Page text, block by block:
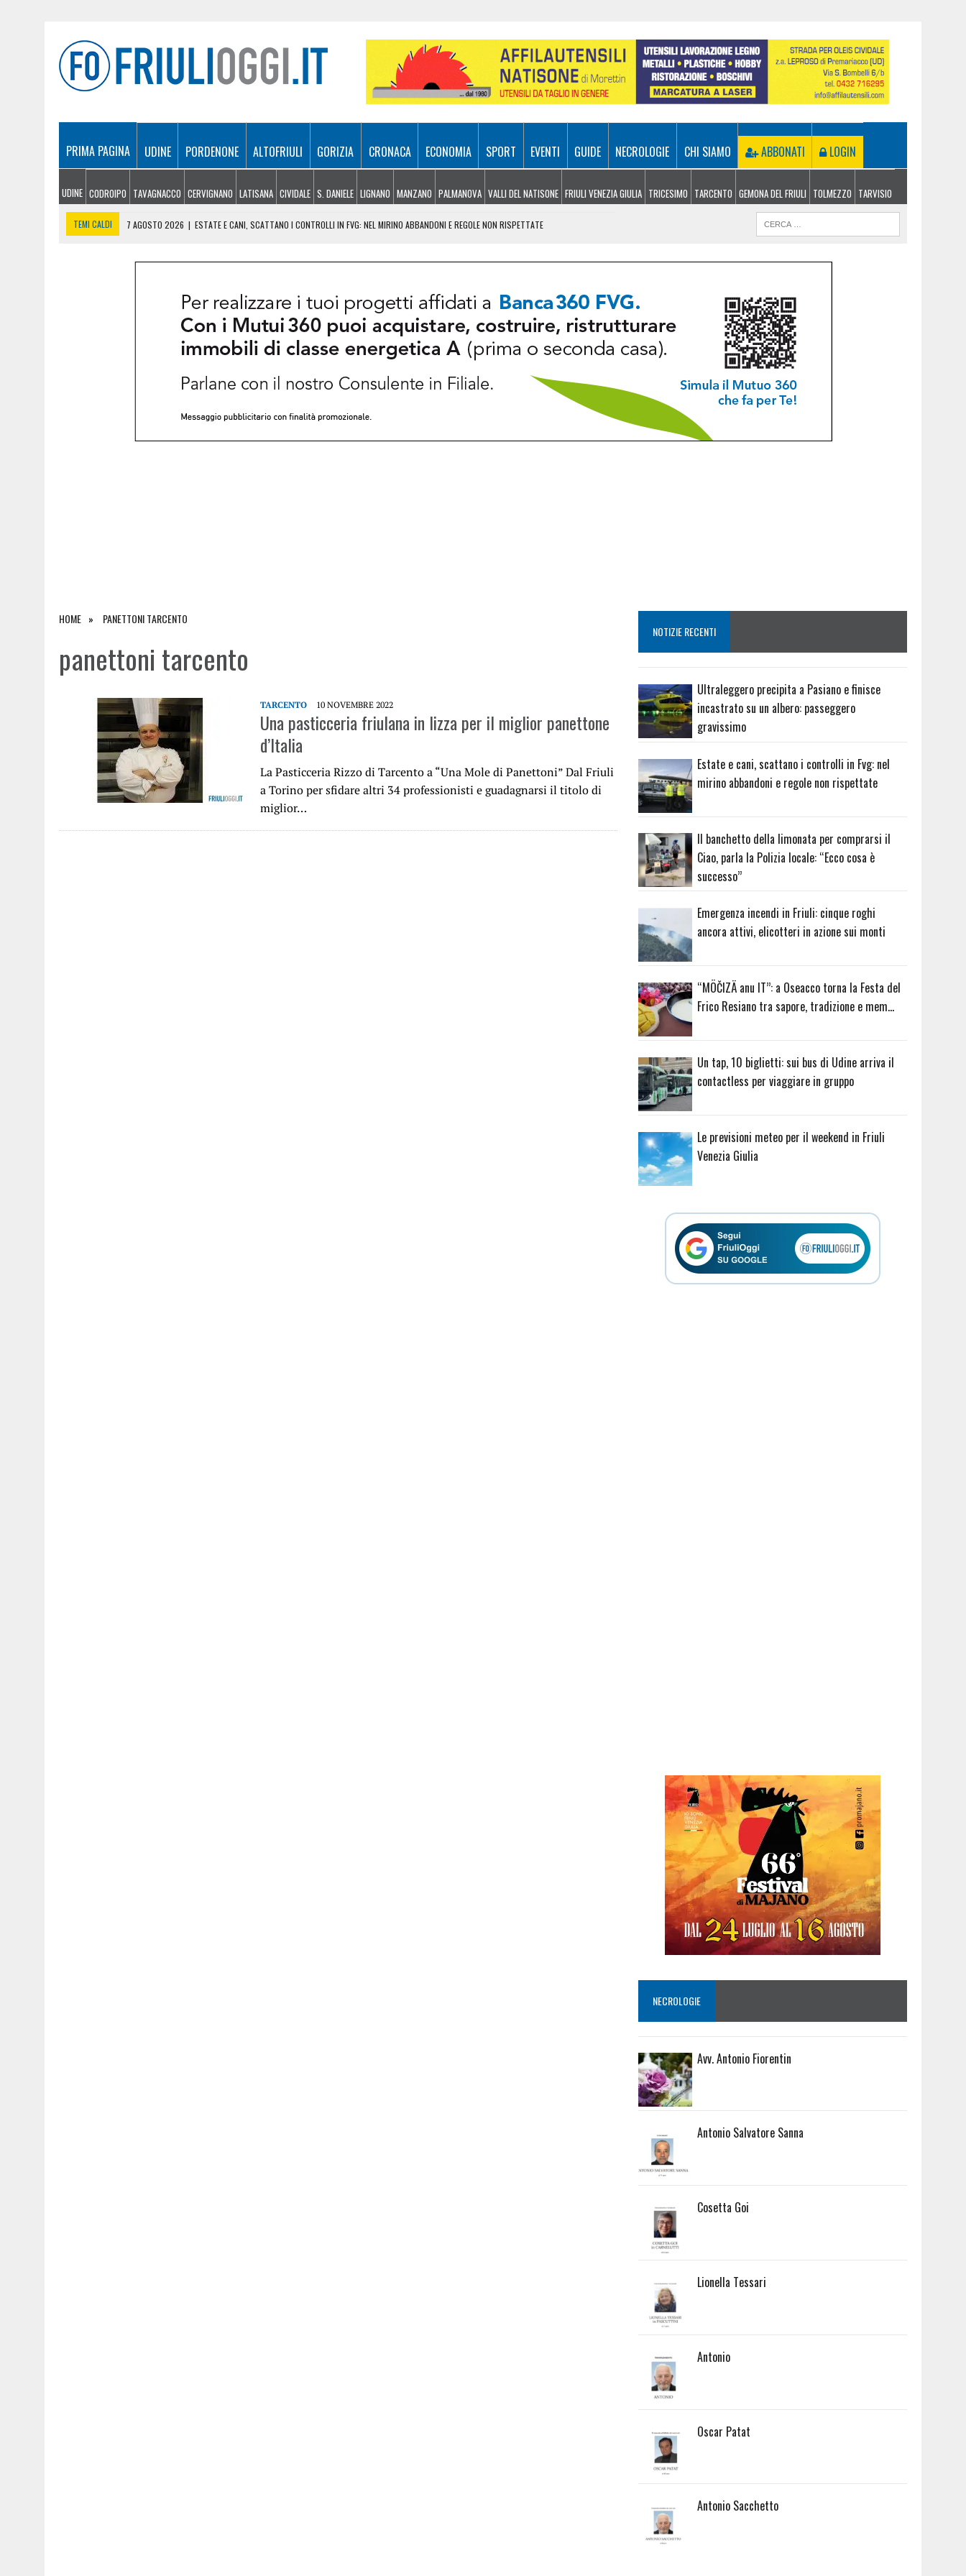
PRIMA PAGINA UDINE PORDENONE ALTOFRIULI GORIZIA CRONACA ECONOMIA SPORT EVENTI GUIDE NECROLOGIE CHI SIAMO ABBONATI LOGIN
UDINE CODROIPO TAVAGNACCO CERVIGNANO LATISANA CIVIDALE S. DANIELE LIGNANO MANZANO PALMANOVA VALLI DEL NATISONE FRIULI VENEZIA GIULIA TRICESIMO TARCENTO GEMONA DEL FRIULI TOLMEZZO TARVISIO
TEMI CALDI 7 AGOSTO 2026 | ESTATE E CANI, SCATTANO I CONTROLLI IN FVG: NEL MIRINO ABBANDONI E REGOLE NON RISPETTATE
“MÖČIZÄ ANU IT”: A OSEACCO TORNA LA FESTA DEL FRICO RESIANO TRA SAPORE, TRADIZIONE E MEMORIA
ULTRALEGGERO PRECIPITA A PASIANO E FINISCE INCASTRATO SU UN ALBERO: PASSEGGERO GRAVISSIMO
HOME PANETTONI TARCENTO
panettoni tarcento
TARCENTO 10 NOVEMBRE 2022
Una pasticceria friulana in lizza per il miglior panettone
d’Italia
La Pasticceria Rizzo di Tarcento a “Una Mole di Panettoni” Dal Friuli
a Torino per sfidare altri 34 professionisti e guadagnarsi il titolo di
miglior…
NOTIZIE RECENTI
Ultraleggero precipita a Pasiano e finisce
incastrato su un albero: passeggero
gravissimo
Estate e cani, scattano i controlli in Fvg: nel
mirino abbandoni e regole non rispettate
Il banchetto della limonata per comprarsi il
Ciao, parla la Polizia locale: “Ecco cosa è
successo”
Emergenza incendi in Friuli: cinque roghi
ancora attivi, elicotteri in azione sui monti
“MÖČIZÄ anu IT”: a Oseacco torna la Festa del
Frico Resiano tra sapore, tradizione e mem…
Un tap, 10 biglietti: sui bus di Udine arriva il
contactless per viaggiare in gruppo
Le previsioni meteo per il weekend in Friuli
Venezia Giulia
NECROLOGIE
Avv. Antonio Fiorentin
Antonio Salvatore Sanna
Cosetta Goi
Lionella Tessari
Antonio
Oscar Patat
Antonio Sacchetto